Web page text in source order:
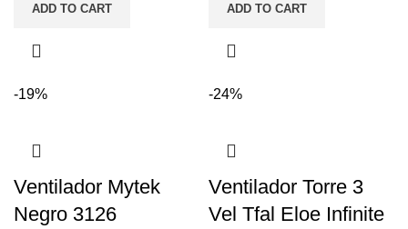
ADD TO CART ADD TO CART
-19%
Ventilador Mytek
Negro 3126
-24%
Ventilador Torre 3
Vel Tfal Eloe Infinite